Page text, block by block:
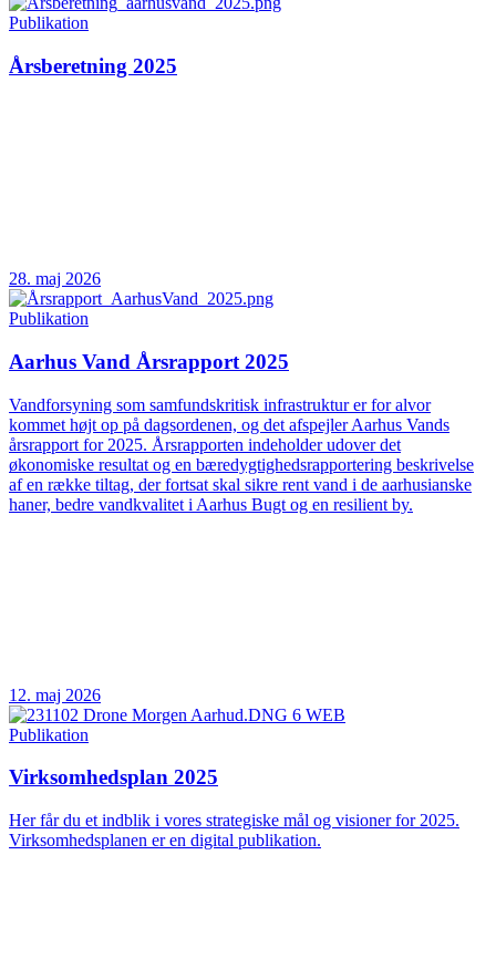
Publikation
Årsberetning 2025
28. maj 2026
Publikation
Aarhus Vand Årsrapport 2025
Vandforsyning som samfundskritisk infrastruktur er for alvor
kommet højt op på dagsordenen, og det afspejler Aarhus Vands
årsrapport for 2025. Årsrapporten indeholder udover det
økonomiske resultat og en bæredygtighedsrapportering beskrivelse
af en række tiltag, der fortsat skal sikre rent vand i de aarhusianske
haner, bedre vandkvalitet i Aarhus Bugt og en resilient by.
12. maj 2026
Publikation
Virksomhedsplan 2025
Her får du et indblik i vores strategiske mål og visioner for 2025.
Virksomhedsplanen er en digital publikation.